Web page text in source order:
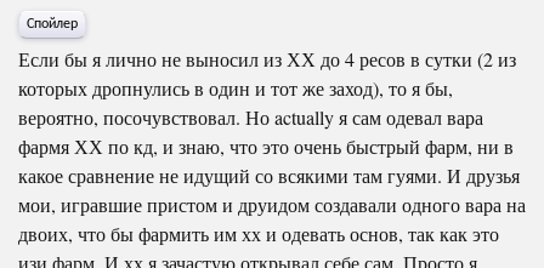
Спойлер
Если бы я лично не выносил из ХХ до 4 ресов в сутки (2 из
которых дропнулись в один и тот же заход), то я бы,
вероятно, посочувствовал. Но actually я сам одевал вара
фармя ХХ по кд, и знаю, что это очень быстрый фарм, ни в
какое сравнение не идущий со всякими там гуями. И друзья
мои, игравшие пристом и друидом создавали одного вара на
двоих, что бы фармить им хх и одевать основ, так как это
изи фарм. И хх я зачастую открывал себе сам. Просто я